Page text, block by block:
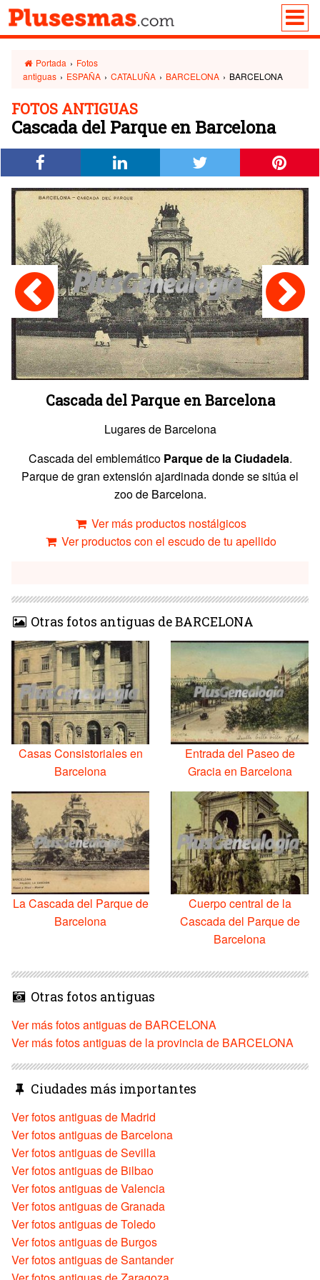
Portada › Fotos
antiguas › ESPAÑA › CATALUÑA › BARCELONA › BARCELONA
FOTOS ANTIGUAS
Cascada del Parque en Barcelona
Cascada del Parque en Barcelona
Lugares de Barcelona
Cascada del emblemático Parque de la Ciudadela.
Parque de gran extensión ajardinada donde se sitúa el
zoo de Barcelona.
Ver más productos nostálgicos
Ver productos con el escudo de tu apellido
Otras fotos antiguas de BARCELONA
Casas Consistoriales en
Barcelona
Entrada del Paseo de
Gracia en Barcelona
La Cascada del Parque de
Barcelona
Cuerpo central de la
Cascada del Parque de
Barcelona
Otras fotos antiguas
Ver más fotos antiguas de BARCELONA
Ver más fotos antiguas de la provincia de BARCELONA
Ciudades más importantes
Ver fotos antiguas de Madrid
Ver fotos antiguas de Barcelona
Ver fotos antiguas de Sevilla
Ver fotos antiguas de Bilbao
Ver fotos antiguas de Valencia
Ver fotos antiguas de Granada
Ver fotos antiguas de Toledo
Ver fotos antiguas de Burgos
Ver fotos antiguas de Santander